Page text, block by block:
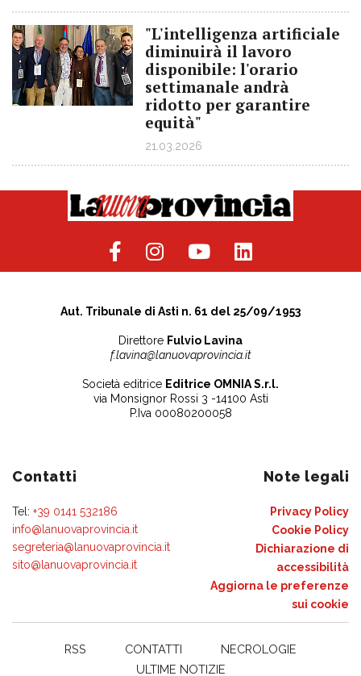
"L'intelligenza artificiale
diminuirà il lavoro
disponibile: l'orario
settimanale andrà
ridotto per garantire
equità"
21.03.2026
Aut. Tribunale di Asti n. 61 del 25/09/1953
Direttore Fulvio Lavina
f.lavina@lanuovaprovincia.it
Società editrice Editrice OMNIA S.r.l.
via Monsignor Rossi 3 -14100 Asti
P.Iva 00080200058
Contatti
Tel: +39 0141 532186
info@lanuovaprovincia.it
segreteria@lanuovaprovincia.it
sito@lanuovaprovincia.it
Note legali
Privacy Policy
Cookie Policy
Dichiarazione di
accessibilità
Aggiorna le preferenze
sui cookie
RSS CONTATTI
NECROLOGIE
ULTIME NOTIZIE